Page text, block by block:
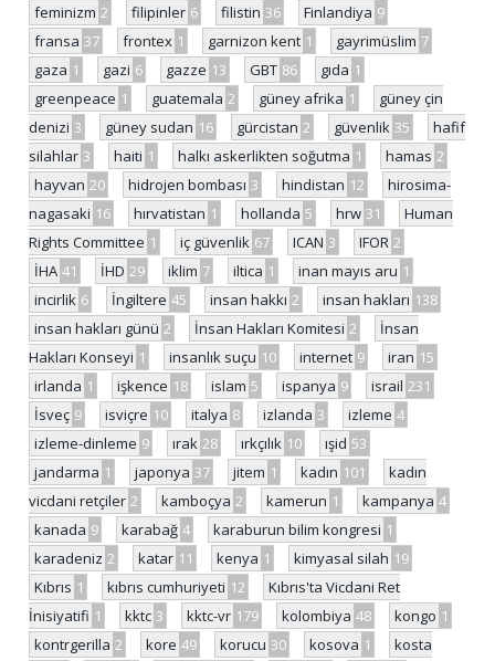
feminizm 2 filipinler 6 filistin 36 Finlandiya 9
fransa 37 frontex 1 garnizon kent 1 gayrimüslim 7
gaza 1 gazi 6 gazze 13 GBT 86 gıda 1
greenpeace 1 guatemala 2 güney afrika 1
güney çin
denizi 3 güney sudan 16 gürcistan 2 güvenlik 35
hafif
silahlar 3 haiti 1 halkı askerlikten soğutma 1 hamas 2
hayvan 20 hidrojen bombası 3 hindistan 12
hirosima-
nagasaki 16 hırvatistan 1 hollanda 5 hrw 31
Human
Rights Committee 1 iç güvenlik 67 ICAN 3 IFOR 2
İHA 41 İHD 29 iklim 7 iltica 1 inan mayıs aru 1
incirlik 6 İngiltere 45 insan hakkı 2 insan hakları 138
insan hakları günü 2 İnsan Hakları Komitesi 2
İnsan
Hakları Konseyi 1 insanlık suçu 10 internet 9 iran 15
irlanda 1 işkence 18 islam 5 ispanya 9 israil 231
İsveç 9 isviçre 10 italya 8 izlanda 3 izleme 4
izleme-dinleme 9 ırak 28 ırkçılık 10 ışid 53
jandarma 1 japonya 37 jitem 1 kadın 101
kadın
vicdani retçiler 2 kamboçya 2 kamerun 1 kampanya 4
kanada 9 karabağ 4 karaburun bilim kongresi 1
karadeniz 2 katar 11 kenya 1 kimyasal silah 19
Kıbrıs 1 kıbrıs cumhuriyeti 12
Kıbrıs'ta Vicdani Ret
İnisiyatifi 1 kktc 3 kktc-vr 179 kolombiya 48 kongo 1
kontrgerilla 2 kore 49 korucu 30 kosova 1
kosta